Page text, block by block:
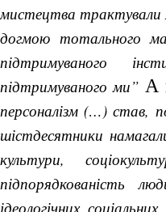
мистецтва трактували
догмою тотального
підтримуваного
підтримуваного ми”А
персоналізм (…) став,
шістдесятники
культури,
підпорядкованість
ідеологічних,